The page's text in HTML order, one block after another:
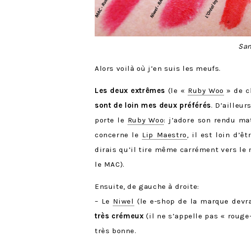
Alors voilà où j’en suis les meufs.
Les deux extrêmes (le « Ruby Woo » de
sont de loin mes deux préférés.
porte le Ruby Woo: j’adore son rendu
concerne le Lip Maestro, il est loin
dirais qu’il tire même carrément vers le
le MAC).
Ensuite, de gauche à droite:
– Le Niwel (le e-shop de la marque
très crémeux (il ne s’appelle pas «
très bonne.